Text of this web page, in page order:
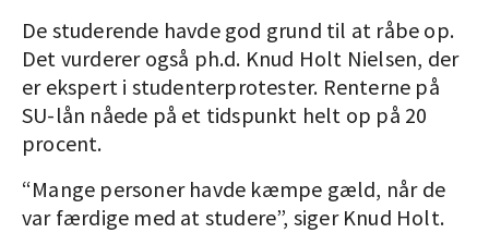
De studerende havde god grund til at råbe op.
Det vurderer også ph.d. Knud Holt Nielsen, der
er ekspert i studenterprotester. Renterne på
SU-lån nåede på et tidspunkt helt op på 20
procent.
“Mange personer havde kæmpe gæld, når de
var færdige med at studere”, siger Knud Holt.